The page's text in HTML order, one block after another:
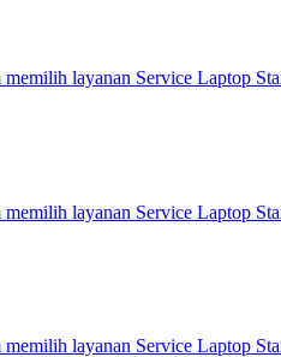
layanan Service Laptop
layanan Service Laptop
layanan Service Laptop